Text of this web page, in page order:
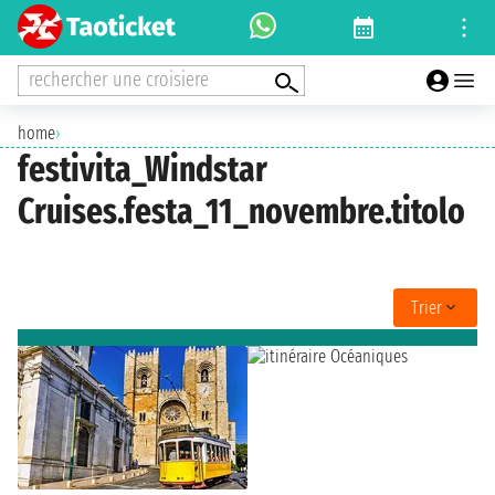
rechercher une croisiere
home›
festivita_Windstar
Cruises.festa_11_novembre.titolo
Trier